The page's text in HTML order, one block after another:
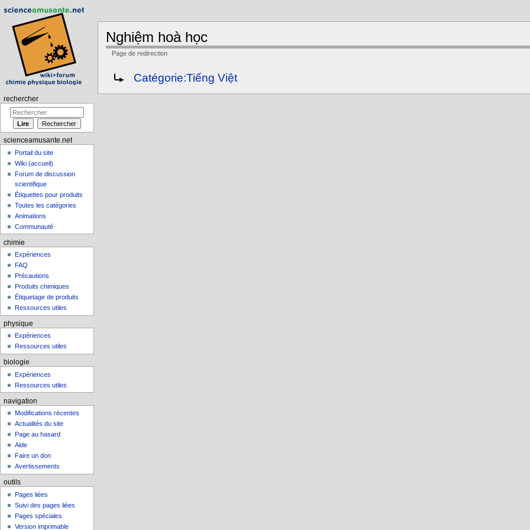
Nghiệm hoà học
Page de redirection
Rediriger vers :
Catégorie:Tiếng Việt
rechercher
scienceamusante.net
Portail du site
Wiki (accueil)
Forum de discussion
scientifique
Étiquettes pour produits
Toutes les catégories
Animations
Communauté
chimie
Expériences
FAQ
Précautions
Produits chimiques
Étiquetage de produits
Ressources utiles
physique
Expériences
Ressources utiles
biologie
Expériences
Ressources utiles
navigation
Modifications récentes
Actualités du site
Page au hasard
Aide
Faire un don
Avertissements
outils
Pages liées
Suivi des pages liées
Pages spéciales
Version imprimable